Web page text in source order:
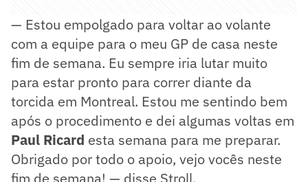
— Estou empolgado para voltar ao volante
com a equipe para o meu GP de casa neste
fim de semana. Eu sempre iria lutar muito
para estar pronto para correr diante da
torcida em Montreal. Estou me sentindo bem
após o procedimento e dei algumas voltas em
Paul Ricard esta semana para me preparar.
Obrigado por todo o apoio, vejo vocês neste
fim de semana! — disse Stroll.